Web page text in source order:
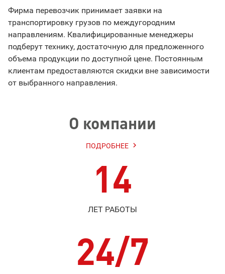
Фирма перевозчик принимает заявки на
транспортировку грузов по междугородним
направлениям. Квалифицированные менеджеры
подберут технику, достаточную для предложенного
объема продукции по доступной цене. Постоянным
клиентам предоставляются скидки вне зависимости
от выбранного направления.
О компании
ПОДРОБНЕЕ 
14
ЛЕТ РАБОТЫ
24/7